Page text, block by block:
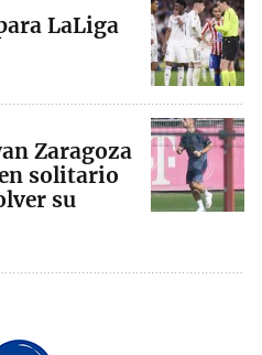
LaLiga
Zaragoza
solitario
su